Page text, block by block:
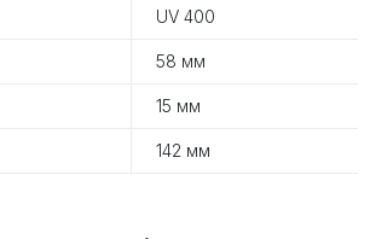
UV 400
58 мм
15 мм
142 мм